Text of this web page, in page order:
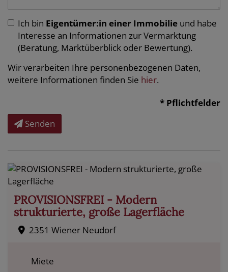
Ich bin Eigentümer:in einer Immobilie und habe
Interesse an Informationen zur Vermarktung
(Beratung, Marktüberblick oder Bewertung).
Wir verarbeiten Ihre personenbezogenen Daten,
weitere Informationen finden Sie hier.
Senden
* Pflichtfelder
PROVISIONSFREI - Modern
strukturierte, große Lagerfläche
2351 Wiener Neudorf
Miete